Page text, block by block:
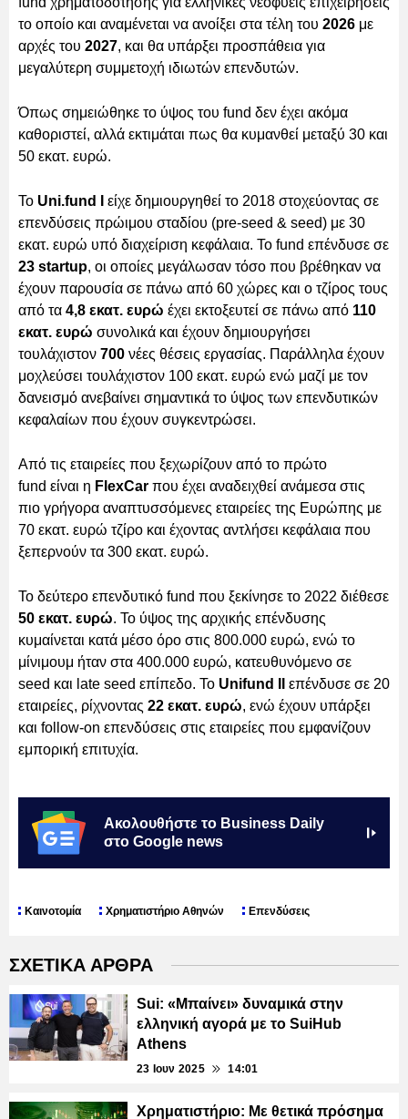
το οποίο και αναμένεται να ανοίξει στα τέλη του 2026 με
αρχές του 2027, και θα υπάρξει προσπάθεια για
μεγαλύτερη συμμετοχή ιδιωτών επενδυτών.
Όπως σημειώθηκε το ύψος του fund δεν έχει ακόμα
καθοριστεί, αλλά εκτιμάται πως θα κυμανθεί μεταξύ 30 και
50 εκατ. ευρώ.
Το Uni.fund Ι είχε δημιουργηθεί το 2018 στοχεύοντας σε
επενδύσεις πρώιμου σταδίου (pre-seed & seed) με 30
εκατ. ευρώ υπό διαχείριση κεφάλαια. Το fund επένδυσε σε
23 startup, οι οποίες μεγάλωσαν τόσο που βρέθηκαν να
έχουν παρουσία σε πάνω από 60 χώρες και ο τζίρος τους
από τα 4,8 εκατ. ευρώ έχει εκτοξευτεί σε πάνω από 110
εκατ. ευρώ συνολικά και έχουν δημιουργήσει
τουλάχιστον 700 νέες θέσεις εργασίας. Παράλληλα έχουν
μοχλεύσει τουλάχιστον 100 εκατ. ευρώ ενώ μαζί με τον
δανεισμό ανεβαίνει σημαντικά το ύψος των επενδυτικών
κεφαλαίων που έχουν συγκεντρώσει.
Από τις εταιρείες που ξεχωρίζουν από το πρώτο
fund είναι η FlexCar που έχει αναδειχθεί ανάμεσα στις
πιο γρήγορα αναπτυσσόμενες εταιρείες της Ευρώπης με
70 εκατ. ευρώ τζίρο και έχοντας αντλήσει κεφάλαια που
ξεπερνούν τα 300 εκατ. ευρώ.
Το δεύτερο επενδυτικό fund που ξεκίνησε το 2022 διέθεσε
50 εκατ. ευρώ. Το ύψος της αρχικής επένδυσης
κυμαίνεται κατά μέσο όρο στις 800.000 ευρώ, ενώ το
μίνιμουμ ήταν στα 400.000 ευρώ, κατευθυνόμενο σε
seed και late seed επίπεδο. Το Unifund II
επένδυσε σε 20
εταιρείες, ρίχνοντας 22 εκατ. ευρώ, ενώ έχουν υπάρξει
και follow-on επενδύσεις στις εταιρείες που εμφανίζουν
εμπορική επιτυχία.
Ακολουθήστε το Business Daily
στο Google news
Καινοτομία Χρηματιστήριο Αθηνών Επενδύσεις
ΣΧΕΤΙΚΑ ΑΡΘΡΑ
Sui: «Μπαίνει» δυναμικά στην
ελληνική αγορά με το SuiHub
Athens
23 Ιουν 2025 14:01
Χρηματιστήριο: Με θετικά πρόσημα